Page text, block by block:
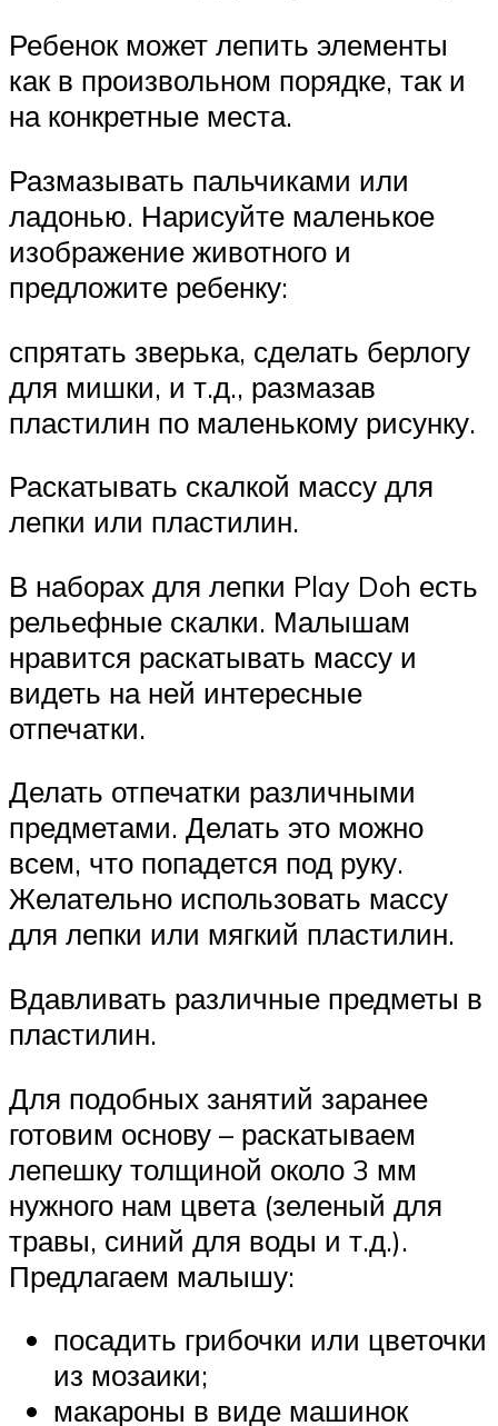
Ребенок может лепить элементы
как в произвольном порядке, так и
на конкретные места.
Размазывать пальчиками или
ладонью. Нарисуйте маленькое
изображение животного и
предложите ребенку:
спрятать зверька, сделать берлогу
для мишки, и т.д., размазав
пластилин по маленькому рисунку.
Раскатывать скалкой массу для
лепки или пластилин.
В наборах для лепки Play Doh есть
рельефные скалки. Малышам
нравится раскатывать массу и
видеть на ней интересные
отпечатки.
Делать отпечатки различными
предметами. Делать это можно
всем, что попадется под руку.
Желательно использовать массу
для лепки или мягкий пластилин.
Вдавливать различные предметы в
пластилин.
Для подобных занятий заранее
готовим основу – раскатываем
лепешку толщиной около 3 мм
нужного нам цвета (зеленый для
травы, синий для воды и т.д.).
Предлагаем малышу:
посадить грибочки или цветочки
из мозаики;
макароны в виде машинок